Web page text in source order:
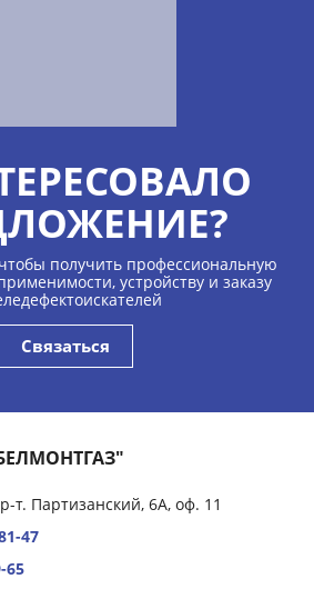
получить профессиональную
устройству и заказу
Связаться
т. Партизанский, 6А, оф. 11
47
65